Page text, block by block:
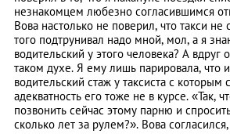
незнакомцем любезно согласившимся
Вова настолько не поверил, что такси не
того подтрунивал надо мной, мол, а я
водительский у этого человека? А вдруг
таком духе. Я ему лишь парировала, что
водительский стаж у таксиста с которым
адекватность его тоже не в курсе. «Так,
позвонить сейчас этому парню и
сколько лет за рулем?». Вова